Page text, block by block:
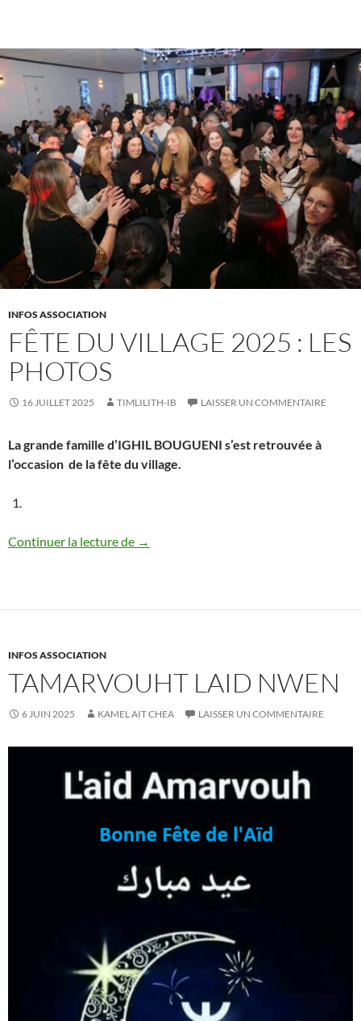
INFOS ASSOCIATION
FÊTE DU VILLAGE 2025 : LES
PHOTOS
16 JUILLET 2025 TIMLILITH-IB LAISSER UN COMMENTAIRE
La grande famille d’IGHIL BOUGUENI s’est retrouvée à
l’occasion de la fête du village.
Continuer la lecture de Fête du village 2025 : les photos
→
INFOS ASSOCIATION
TAMARVOUHT LAID NWEN
6 JUIN 2025 KAMEL AIT CHEA LAISSER UN COMMENTAIRE